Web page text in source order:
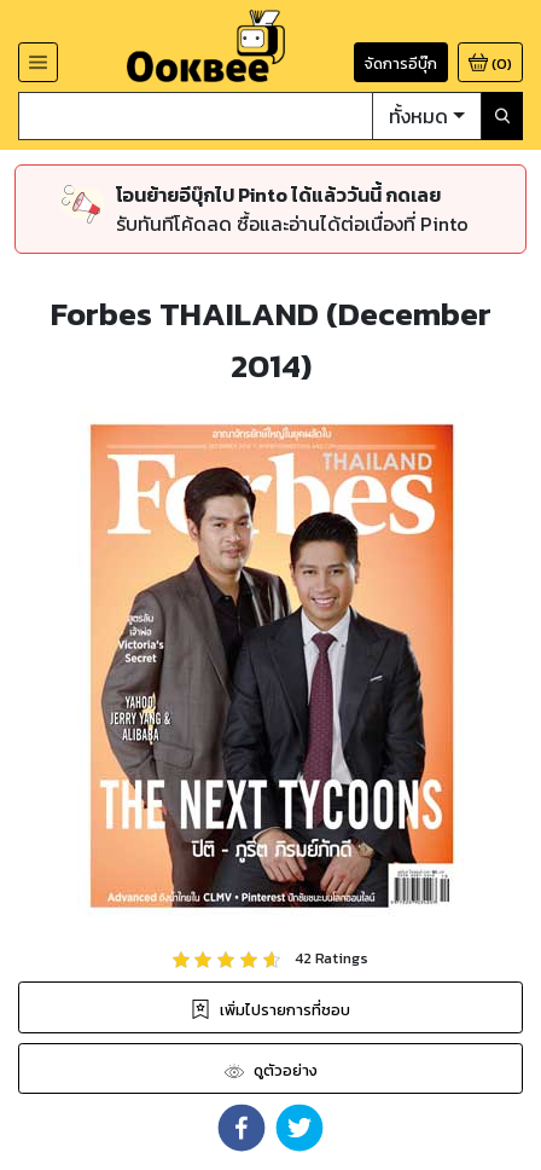
จัดการอีบุ๊ก (0)
ทั้งหมด
โอนย้ายอีบุ๊กไป Pinto ได้แล้ววันนี้ กดเลย
รับทันทีโค้ดลด ซื้อและอ่านได้ต่อเนื่องที่ Pinto
Forbes THAILAND (December
2014)
42Ratings
เพิ่มไปรายการที่ชอบ
ดูตัวอย่าง